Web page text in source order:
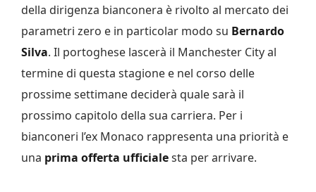
della dirigenza bianconera è rivolto al mercato dei
parametri zero e in particolar modo su Bernardo
Silva. Il portoghese lascerà il Manchester City al
termine di questa stagione e nel corso delle
prossime settimane deciderà quale sarà il
prossimo capitolo della sua carriera. Per i
bianconeri l’ex Monaco rappresenta una priorità e
una prima offerta ufficialesta per arrivare.